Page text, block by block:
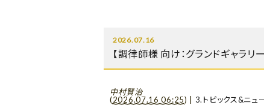
2026.07.16
【調律師様 向け：グランドギャラ
中村賢治
(2026.07.16 06:25) 3.トピックス&ニュ